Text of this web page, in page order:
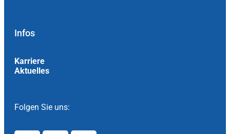
Infos
Karriere
Aktuelles
Folgen Sie uns: